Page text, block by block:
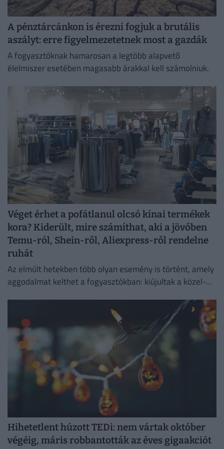
A pénztárcánkon is érezni fogjuk a brutális
aszályt: erre figyelmezetetnek most a gazdák
A fogyasztóknak hamarosan a legtöbb alapvető
élelmiszer esetében magasabb árakkal kell számolniuk.
Véget érhet a pofátlanul olcsó kínai termékek
kora? Kiderült, mire számíthat, aki a jövőben
Temu-ról, Shein-ről, Aliexpress-ről rendelne
ruhát
Az elmúlt hetekben több olyan esemény is történt, amely
aggodalmat kelthet a fogyasztókban: kiújultak a közel-
Hihetetlent húzott TEDi: nem vártak október
végéig, máris robbantották az éves gigaakciót